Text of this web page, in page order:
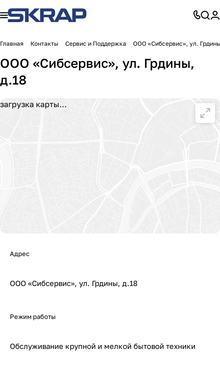
Главная Контакты Сервис и Поддержка ООО «Сибсервис», ул.
ООО «Сибсервис», ул. Грдины,
д.18
загрузка карты...
Адрес
ООО «Сибсервис», ул. Грдины, д.18
Режим работы
Обслуживание крупной и мелкой бытовой техники